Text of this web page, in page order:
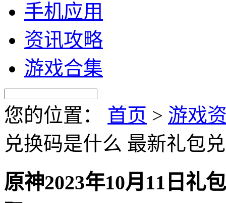
手机应用
资讯攻略
游戏合集
您的位置： 首页 > 游戏
兑换码是什么 最新礼包
原神2023年10月11日礼